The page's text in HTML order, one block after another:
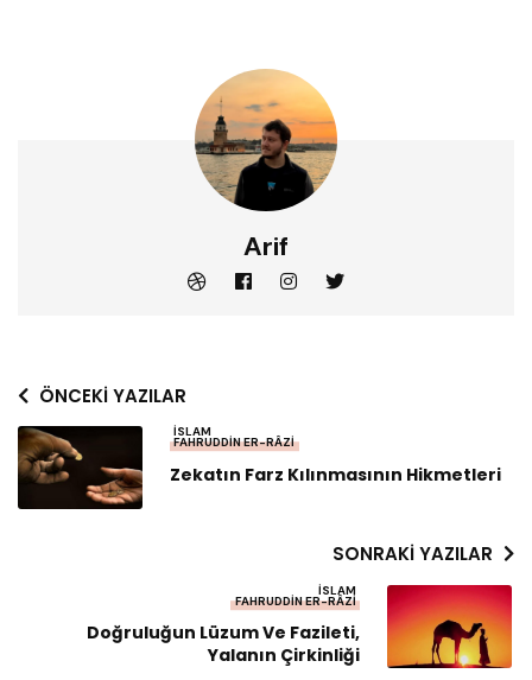
Arif
ÖNCEKI YAZILAR
İSLAM
FAHRUDDIN ER-RÂZI
Zekatın Farz Kılınmasının Hikmetleri
SONRAKI YAZILAR
İSLAM
FAHRUDDIN ER-RÂZI
Doğruluğun Lüzum Ve Fazileti,
Yalanın Çirkinliği